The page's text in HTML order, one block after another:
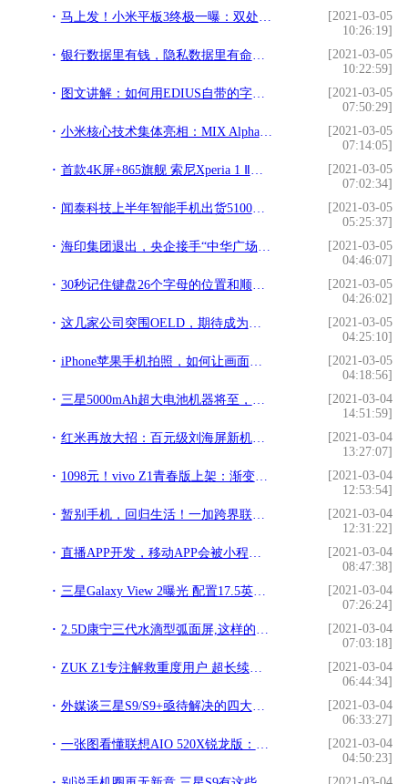
马上发！小米平板3终极一曝：双处理器版本，售价1299元起!
[2021-03-05
10:26:19]
银行数据里有钱，隐私数据里有命，20个你不知道的GDPR知识点？!
[2021-03-05
10:22:59]
图文讲解：如何用EDIUS自带的字幕软件QuickTitler制作彩色（彩虹）字!
[2021-03-05
07:50:29]
小米核心技术集体亮相：MIX Alpha细节首次披露!
[2021-03-05
07:14:05]
首款4K屏+865旗舰 索尼Xperia 1 Ⅱ价格公布：8000元!
[2021-03-05
07:02:34]
闻泰科技上半年智能手机出货5100万部，主要客户为“华米OS”!
[2021-03-05
05:25:37]
海印集团退出，央企接手“中华广场”,拟投巨资提档!
[2021-03-05
04:46:07]
30秒记住键盘26个字母的位置和顺序，并没有想象的那么难，看我的!
[2021-03-05
04:26:02]
这几家公司突围OELD，期待成为中国“第三张名片”!
[2021-03-05
04:25:10]
iPhone苹果手机拍照，如何让画面更理想，手机拍照技巧001期!
[2021-03-05
04:18:56]
三星5000mAh超大电池机器将至，或为全新M系列？!
[2021-03-04
14:51:59]
红米再放大招：百元级刘海屏新机即将发布 搭载骁龙625+4000电池!
[2021-03-04
13:27:07]
1098元！vivo Z1青春版上架：渐变机身+骁龙626!
[2021-03-04
12:53:54]
暂别手机，回归生活！一加跨界联合Lululemon破了吉尼斯纪录!
[2021-03-04
12:31:22]
直播APP开发，移动APP会被小程序取代吗？!
[2021-03-04
08:47:38]
三星Galaxy View 2曝光 配置17.5英寸超大屏幕!
[2021-03-04
07:26:24]
2.5D康宁三代水滴型弧面屏,这样的老年手机你绝对没见过!
[2021-03-04
07:03:18]
ZUK Z1专注解救重度用户 超长续航手机搜罗!
[2021-03-04
06:44:34]
外媒谈三星S9/S9+亟待解决的四大问题，你的手机命中几条？!
[2021-03-04
06:33:27]
一张图看懂联想AIO 520X锐龙版：高性价比大屏一体机!
[2021-03-04
04:50:23]